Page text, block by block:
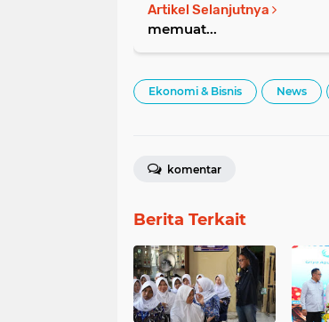
Artikel Selanjutnya
memuat...
Ekonomi & Bisnis News
komentar
Berita Terkait